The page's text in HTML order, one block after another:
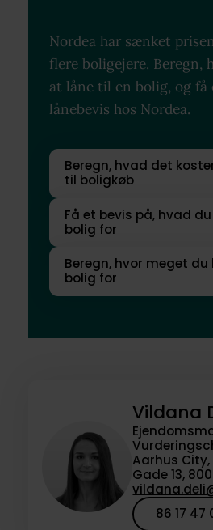
Nordea har sænket
flere boligejere. Beregn,
at låne til en bolig, og få
lånebevis hos Nordea.
Beregn, hvad det
til boligkøb
Få et bevis på, hvad
bolig for
Beregn, hvor meget du
bolig for
Vildana
Aarhus City,
Gade 13,
86 17 47